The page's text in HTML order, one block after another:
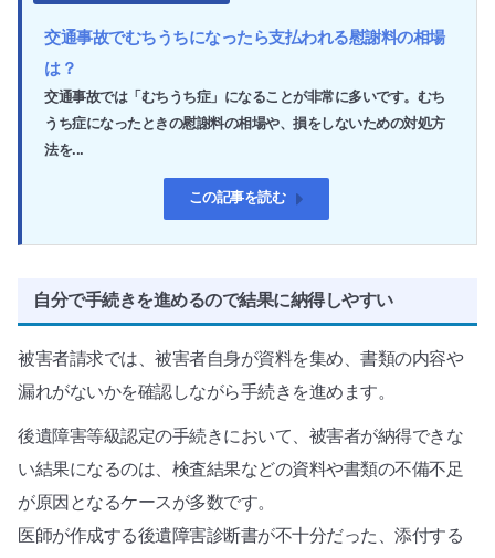
交通事故でむちうちになったら支払われる慰謝料の相場
は？
交通事故では「むちうち症」になることが非常に多いです。むち
うち症になったときの慰謝料の相場や、損をしないための対処方
法を...
この記事を読む
自分で手続きを進めるので結果に納得しやすい
被害者請求では、被害者自身が資料を集め、書類の内容や
漏れがないかを確認しながら手続きを進めます。
後遺障害等級認定の手続きにおいて、被害者が納得できな
い結果になるのは、検査結果などの資料や書類の不備不足
が原因となるケースが多数です。
医師が作成する後遺障害診断書が不十分だった、添付する